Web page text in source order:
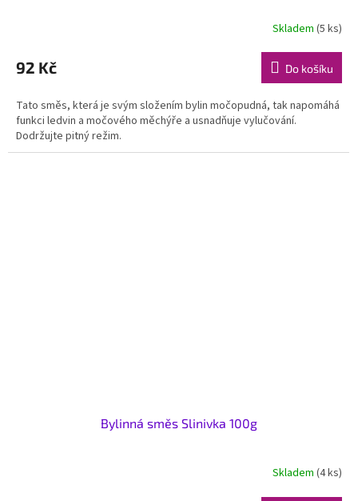
Skladem (5 ks)
92 Kč Do košíku
Tato směs, která je svým složením bylin močopudná, tak napomáhá
funkci ledvin a močového měchýře a usnadňuje vylučování.
Dodržujte pitný režim.
Bylinná směs Slinivka 100g
Skladem (4 ks)